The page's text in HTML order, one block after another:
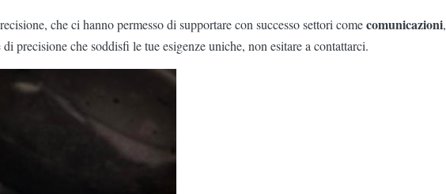
che ci hanno permesso di supportare con successo settori comecomunicazioni,
precisione che soddisfi le tue esigenze uniche, non esitare a contattarci.